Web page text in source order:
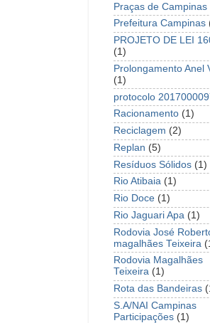
Praças de Campinas
Prefeitura Campinas
PROJETO DE LEI
(1)
Prolongamento Anel
(1)
protocolo
Racionamento (1)
Reciclagem (2)
Replan (5)
Resíduos Sólidos (1)
Rio Atibaia (1)
Rio Doce (1)
Rio Jaguari Apa (1)
Rodovia José
magalhães Teixeira
Rodovia Magalhães
Teixeira (1)
Rota das Bandeiras
S.A/NAI Campinas
Participações (1)